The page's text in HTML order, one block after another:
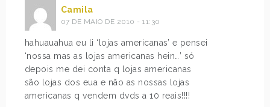
Camila
07 DE MAIO DE 2010 - 11:30
hahuauahua eu li ‘lojas americanas’ e pensei
‘nossa mas as lojas americanas hein…’ só
depois me dei conta q lojas americanas
são lojas dos eua e não as nossas lojas
americanas q vendem dvds a 10 reais!!!!